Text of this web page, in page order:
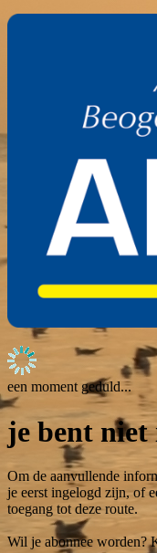
een moment geduld...
je bent niet
Om de aanvullende
je eerst ingelogd zijn, of
toegang tot deze route.
Wil je abonnee worden?